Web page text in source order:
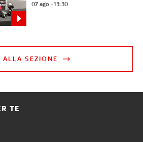
07 ago - 13:30
ALLA SEZIONE
TE